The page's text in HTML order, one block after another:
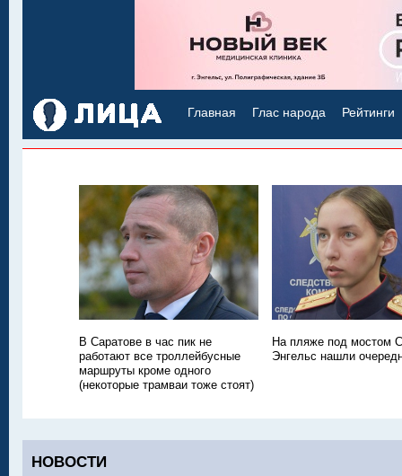
Главная Глас народа Рейтинги
В Саратове в час пик не
работают все троллейбусные
маршруты кроме одного
(некоторые трамваи тоже стоят)
На пляже под мостом
Энгельс нашли
НОВОСТИ